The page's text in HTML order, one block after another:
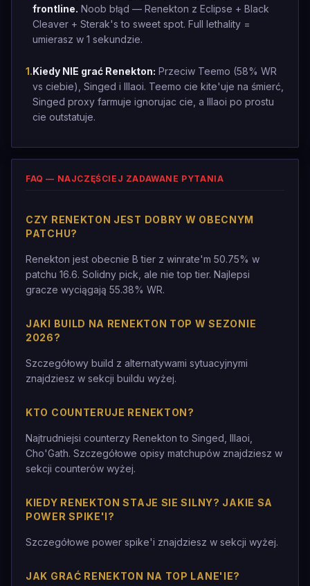
frontline. Noob błąd — Renekton z Eclipse + Black
Cleaver + Sterak's to sweet spot. Full lethality =
umierasz w 1 sekundzie.
1.Kiedy NIE grać Renekton: Przeciw Teemo (58% WR
vs ciebie), Singed i Illaoi. Teemo cie kite'uje na śmierć,
Singed proxy farmuje ignorujac cie, a Illaoi po prostu
cie outstatuje.
FAQ — NAJCZĘŚCIEJ ZADAWANE PYTANIA
CZY RENEKTON JEST DOBRY W OBECNYM
PATCHU?
Renekton jest obecnie B tier z winrate'm 50.75% w
patchu 16.6. Solidny pick, ale nie top tier. Najlepsi
gracze wyciągają 55.38% WR.
JAKI BUILD NA RENEKTON TOP W SEZONIE
2026?
Szczegółowy build z alternatywami sytuacyjnymi
znajdziesz w sekcji buildu wyżej.
KTO COUNTERUJE RENEKTON?
Najtrudniejsi counterzy Renekton to Singed, Illaoi,
Cho'Gath. Szczegółowe opisy matchupów znajdziesz w
sekcji counterów wyżej.
KIEDY RENEKTON STAJE SIE SILNY? JAKIE SA
POWER SPIKE'I?
Szczegółowe power spike'i znajdziesz w sekcji wyżej.
JAK GRAĆ RENEKTON NA TOP LANE'IE?